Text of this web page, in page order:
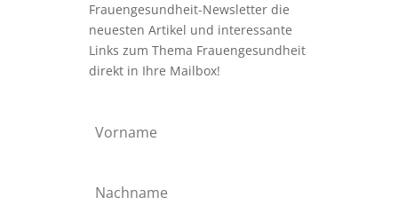
Frauengesundheit-Newsletter die
neuesten Artikel und interessante
Links zum Thema Frauengesundheit
direkt in Ihre Mailbox!